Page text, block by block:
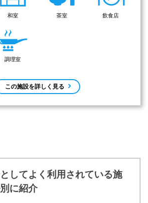
和室 茶室 飲食店
調理室
この施設を詳しく見る
してよく利用されている施
に紹介